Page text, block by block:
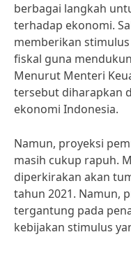
berbagai langkah
terhadap ekonomi.
memberikan
fiskal guna
Menurut Menteri
tersebut diharapkan
ekonomi Indonesia.
Namun, proyeksi
masih cukup rapuh.
diperkirakan akan
tahun 2021. Namun,
tergantung pada
kebijakan stimulus